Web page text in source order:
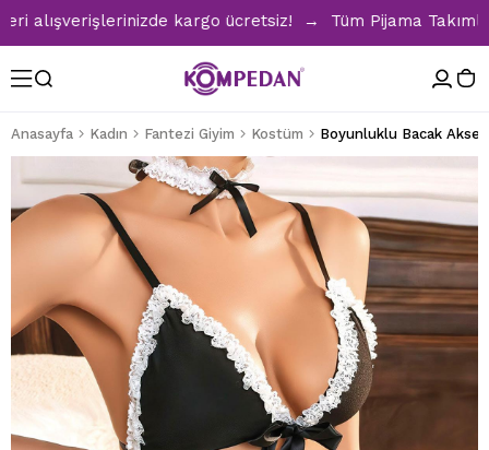
kargo ücretsiz! → Tüm Pijama
Anasayfa Kadın Fantezi Giyim Kostüm